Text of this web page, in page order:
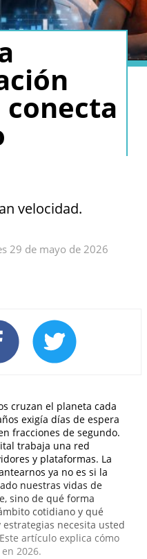
velocidad.
29 de mayo de 2026
cruzan el planeta cada
exigía días de espera
fracciones de segundo.
trabaja una red
y plataformas. La
ya no es si la
nuestras vidas de
sino de qué forma
cotidiano y qué
necesita usted
artículo explica cómo
2026.